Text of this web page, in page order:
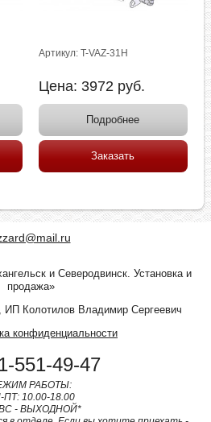
Артикул: T-VAZ-31H
Цена: 3972 руб.
Подробнее
Заказать
и Северодвинск. Установка и
продажа»
ИП Колотилов Владимир Сергеевич
конфиденциальности
551-49-47
РАБОТЫ:
10.00-18.00
- ВЫХОДНОЙ*